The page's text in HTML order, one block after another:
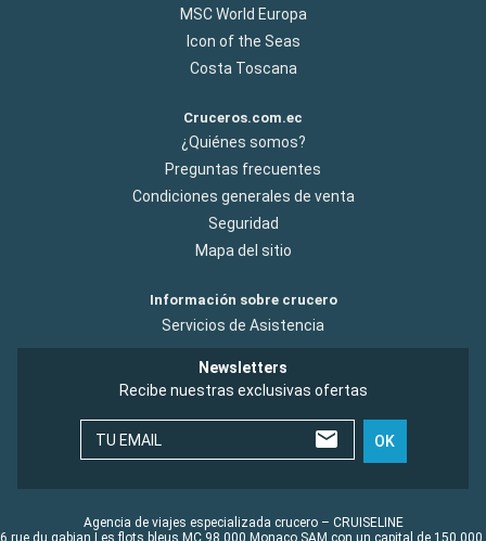
MSC World Europa
Icon of the Seas
Costa Toscana
Cruceros.com.ec
¿Quiénes somos?
Preguntas frecuentes
Condiciones generales de venta
Seguridad
Mapa del sitio
Información sobre crucero
Servicios de Asistencia
Newsletters
Recibe nuestras exclusivas ofertas
TU EMAIL OK
Agencia de viajes especializada crucero – CRUISELINE
rue du gabian Les flots bleus MC 98 000 Monaco SAM con un capital de 150 000